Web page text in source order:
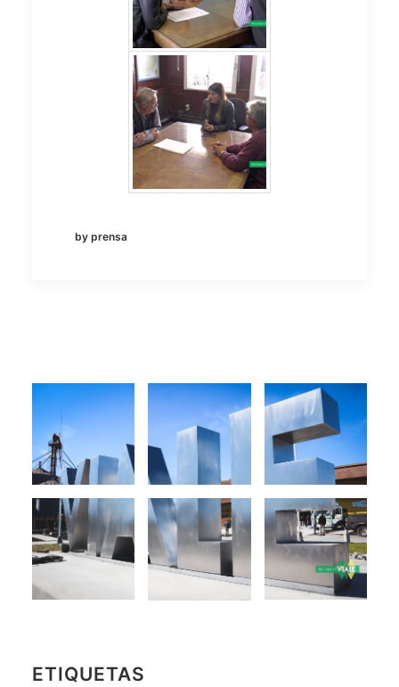
by prensa
ETIQUETAS